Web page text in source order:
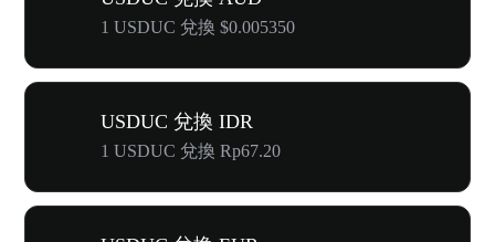
1 USDUC 兌換 $0.005350
USDUC 兌換 IDR
1 USDUC 兌換 Rp67.20